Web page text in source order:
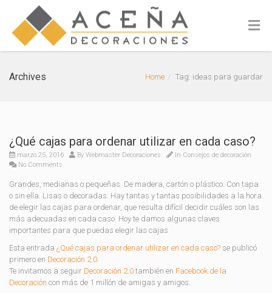
Archives Home Tag: ideas para guardar
¿Qué cajas para ordenar utilizar en cada caso?
marzo 25, 2016 By Webmaster Decoraciones In Consejos de decoración
No Comments
Grandes, medianas o pequeñas. De madera, cartón o plástico. Con tapa
o sin ella. Lisas o decoradas. Hay tantas y tantas posibilidades a la hora
de elegir las cajas para ordenar, que resulta difícil decidir cuáles son las
más adecuadas en cada caso. Hoy te damos algunas claves
importantes para que puedas elegir las cajas
Esta entrada ¿Qué cajas para ordenar utilizar en cada caso? se publicó
primero en Decoración 2.0.
Te invitamos a seguir Decoración 2.0 también en Facebook de la
Decoración con más de 1 millón de amigas y amigos.